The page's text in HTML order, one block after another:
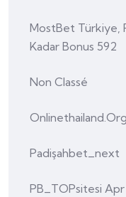
MostBet Türkiye,
Kadar Bonus 592
Non Classé
Onlinethailand.org
Padişahbet_next
PB_TOPsitesi Apr